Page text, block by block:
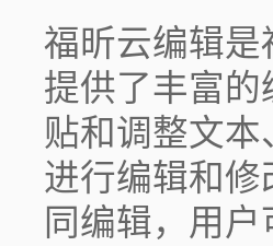
福昕云编辑
提供了丰富
贴和调整文
进行编辑和
同编辑，用